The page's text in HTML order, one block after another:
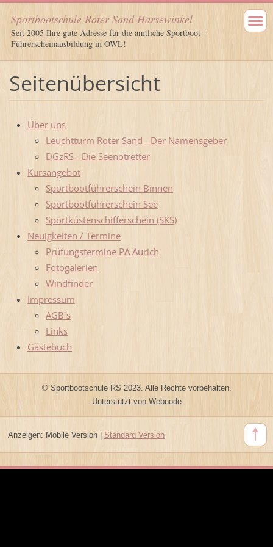
Sportbootschule Roter Sand Harsewinkel
Seit 2005 Ihre gute Adresse für die amtliche Sportboot -
Führerscheinausbildung in OWL!
Seitenübersicht
Über uns
Leuchtturm Roter Sand - Der Namensgeber
DGzRS - Die Seenotretter
Kursangebot
Sportbootführerschein Binnen
Sportbootführerschein See
Sportküstenschifferschein (SKS)
Neuigkeiten / Termine
Prüfungstermine PA Aurich
Fotogalerien
Windfinder
Impressum
AGB`s
Links
Gästebuch
© Sportbootschule RS 2023. Alle Rechte vorbehalten.
Unterstützt von Webnode
Anzeigen: Mobile Version| Standard Version